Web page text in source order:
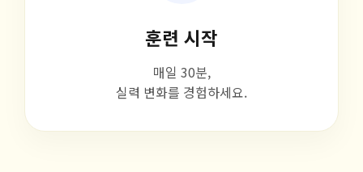
훈련 시작
매일 30분,
실력 변화를 경험하세요.